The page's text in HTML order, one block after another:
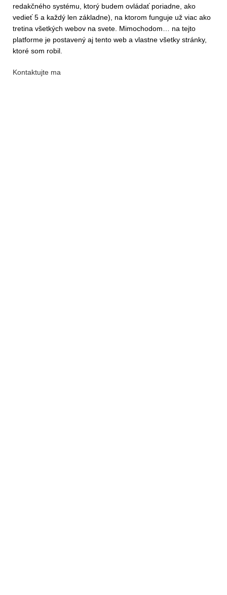
redakčného systému, ktorý budem ovládať poriadne, ako
vedieť 5 a každý len základne), na ktorom funguje už viac ako
tretina všetkých webov na svete. Mimochodom… na tejto
platforme je postavený aj tento web a vlastne všetky stránky,
ktoré som robil.
Kontaktujte ma